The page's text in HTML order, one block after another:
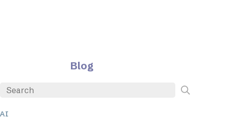
Blog
AI